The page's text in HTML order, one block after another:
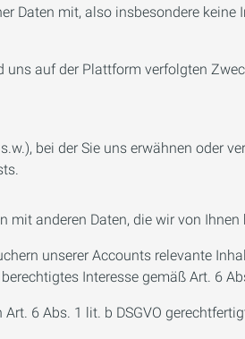
Daten mit, also insbesondere
uns auf der Plattform verfolgten
bei der Sie uns erwähnen oder
mit anderen Daten, die wir von Ihnen
unserer Accounts relevante
Interesse gemäß Art. 6
6 Abs. 1 lit. b DSGVO